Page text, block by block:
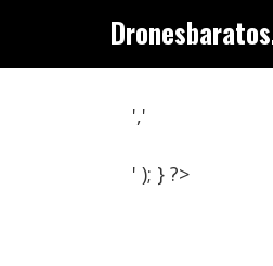
contenido
','
' ); } ?>